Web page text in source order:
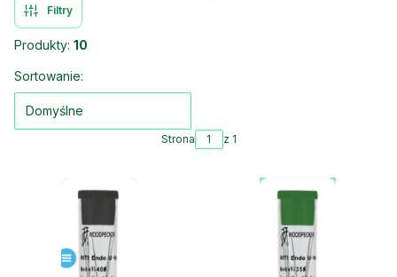
Filtry
Produkty: 10
Lista produktów
Sortowanie:
Domyślne
Strona z 1